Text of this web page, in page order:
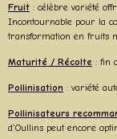
Fruit : célèbre variété
Incontournable pour la
transformation en fruits
Maturité / Récolte : fin
Pollinisation : variété
Pollinisateurs
d'Oullins peut encore